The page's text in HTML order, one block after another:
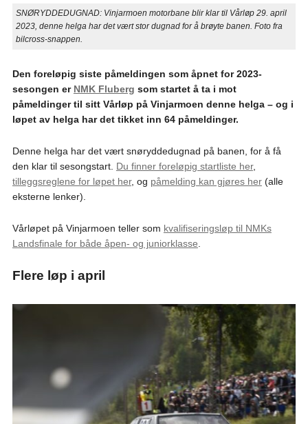
SNØRYDDEDUGNAD: Vinjarmoen motorbane blir klar til Vårløp 29. april
2023, denne helga har det vært stor dugnad for å brøyte banen. Foto fra
bilcross-snappen.
Den foreløpig siste påmeldingen som åpnet for 2023-
sesongen er NMK Fluberg som startet å ta i mot
påmeldinger til sitt Vårløp på Vinjarmoen denne helga – og i
løpet av helga har det tikket inn 64 påmeldinger.
Denne helga har det vært snøryddedugnad på banen, for å få
den klar til sesongstart. Du finner foreløpig startliste her,
tilleggsreglene for løpet her, og påmelding kan gjøres her(alle
eksterne lenker).
Vårløpet på Vinjarmoen teller som kvalifiseringsløp til NMKs
Landsfinale for både åpen- og juniorklasse
Flere løp i april